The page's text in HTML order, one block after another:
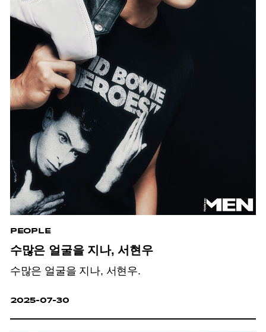
PEOPLE
수많은 얼굴을 지나, 서현우
수많은 얼굴을 지나, 서현우.
2025-07-30